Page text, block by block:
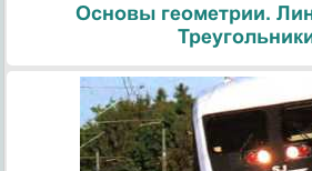
Основы геометрии.